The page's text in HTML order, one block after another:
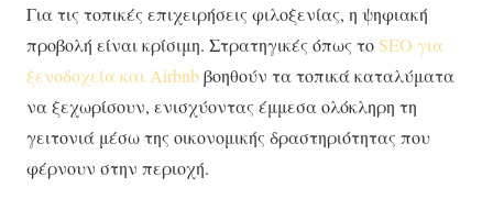
Για τις τοπικές επιχειρήσεις φιλοξενίας, η ψηφιακή
προβολή είναι κρίσιμη. Στρατηγικές όπως το SEO για
ξενοδοχεία και Airbnbβοηθούν τα τοπικά καταλύματα
να ξεχωρίσουν, ενισχύοντας έμμεσα ολόκληρη τη
γειτονιά μέσω της οικονομικής δραστηριότητας που
φέρνουν στην περιοχή.